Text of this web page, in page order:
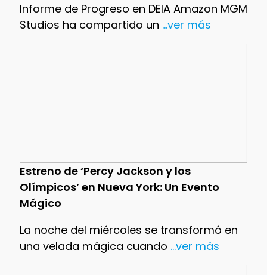
Informe de Progreso en DEIA Amazon MGM
Studios ha compartido un ...ver más
Estreno de ‘Percy Jackson y los
Olímpicos’ en Nueva York: Un Evento
Mágico
La noche del miércoles se transformó en
una velada mágica cuando ...ver más